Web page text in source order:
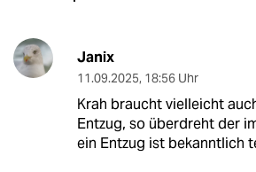
Janix
11.09.2025, 18:56 Uhr
Krah braucht vielleicht
Entzug, so überdreht der
ein Entzug ist bekanntlich